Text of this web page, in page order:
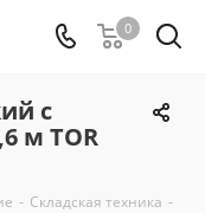
0
с
м TOR
- Складская техника -